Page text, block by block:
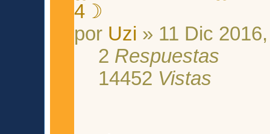
4☽
por Uzi » 11 Dic
2 Respuestas
14452 Vistas